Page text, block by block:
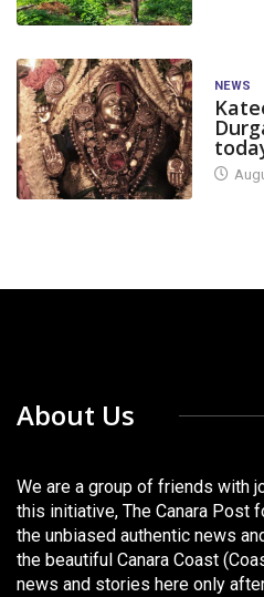
NEWS
About Us
We are a group of friends with
this initiative, The Canara Post
the unbiased authentic news
the beautiful Canara Coast
news and stories here only